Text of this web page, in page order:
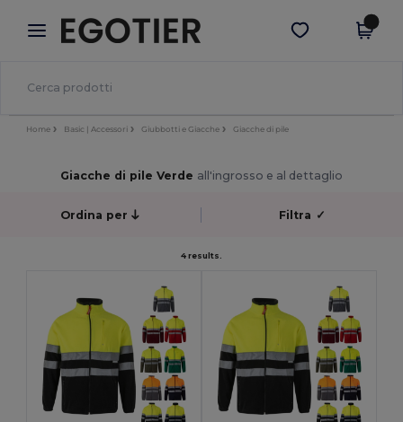
× App Egotier
Prezzi migliori sull'app!
Scarica app
Home Basic | Accessori Giubbotti e Giacche Giacche di pile
Giacche di pile Verde all'ingrosso e al dettaglio
Ordina per Filtra ✓
4 results.